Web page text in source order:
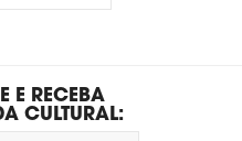
E RECEBA
CULTURAL: